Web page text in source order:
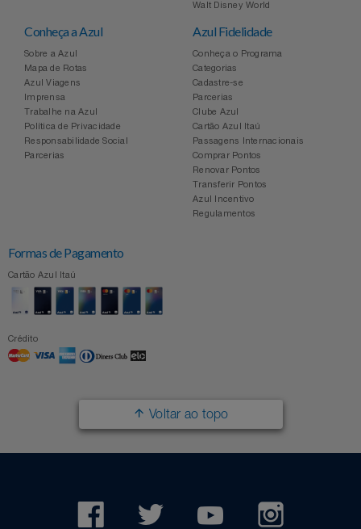
Walt Disney World
Conheça a Azul
Sobre a Azul
Mapa de Rotas
Azul Viagens
Imprensa
Trabalhe na Azul
Política de Privacidade
Responsabilidade Social
Parcerias
Azul Fidelidade
Conheça o Programa
Categorias
Cadastre-se
Parcerias
Clube Azul
Cartão Azul Itaú
Passagens Internacionais
Comprar Pontos
Renovar Pontos
Transferir Pontos
Azul Incentivo
Regulamentos
Formas de Pagamento
Cartão Azul Itaú
Crédito
Voltar ao topo